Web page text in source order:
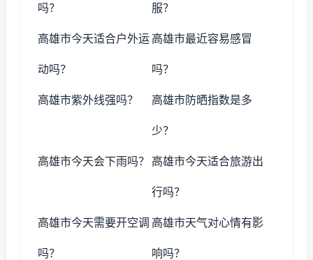
吗？ 服？
高雄市今天适合户外运
动吗？
高雄市最近容易感冒
吗？
高雄市紫外线强吗？ 高雄市防晒指数是多
少？
高雄市今天会下雨吗？ 高雄市今天适合旅游出
行吗？
高雄市今天需要开空调
吗？
高雄市天气对心情有影
响吗？